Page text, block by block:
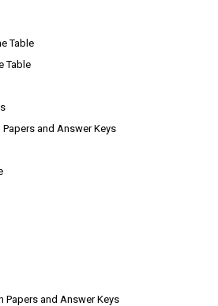
Table
Table
Papers and Answer Keys
Papers and Answer Keys